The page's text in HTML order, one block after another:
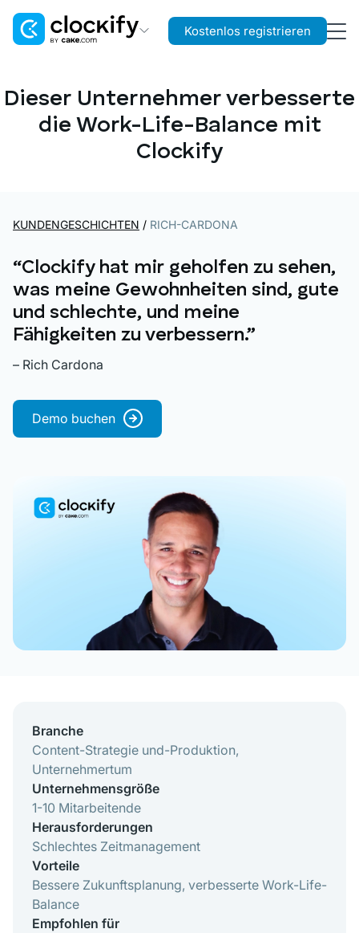
Zeit- und Kostenerfassung
Plaky
Projekt- und Aufgabenmanagement
Kostenlos registrieren
Dieser Unternehmer verbesserte
die Work-Life-Balance mit
Clockify
KUNDENGESCHICHTEN / RICH-CARDONA
“Clockify hat mir geholfen zu sehen,
was meine Gewohnheiten sind, gute
und schlechte, und meine
Fähigkeiten zu verbessern.”
– Rich Cardona
Demo buchen
Branche
Content-Strategie und-Produktion,
Unternehmertum
Unternehmensgröße
1-10 Mitarbeitende
Herausforderungen
Schlechtes Zeitmanagement
Vorteile
Bessere Zukunftsplanung, verbesserte Work-Life-
Balance
Empfohlen für